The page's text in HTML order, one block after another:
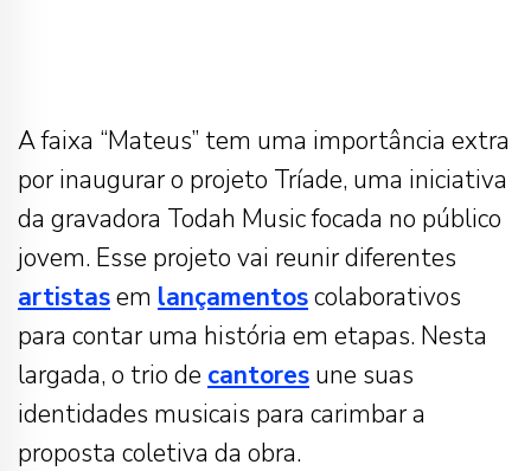
A faixa “Mateus” tem uma importância extra
por inaugurar o projeto Tríade, uma iniciativa
da gravadora Todah Music focada no público
jovem. Esse projeto vai reunir diferentes
artistasem lançamentoscolaborativos
para contar uma história em etapas. Nesta
largada, o trio de cantores une suas
identidades musicais para carimbar a
proposta coletiva da obra.